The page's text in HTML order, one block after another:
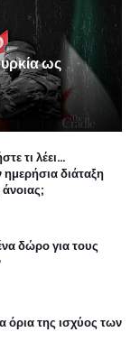
ως
τι λέει...
διάταξη
δώρο για τους
όρια της ισχύος των